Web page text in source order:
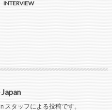
INTERVIEW
スタッフによる投稿です。